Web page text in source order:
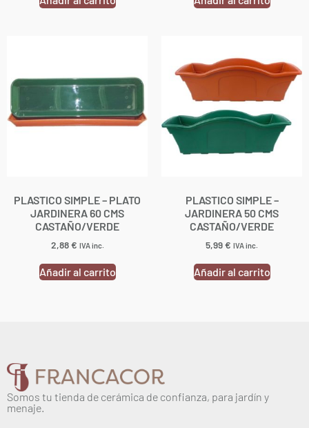
PLASTICO SIMPLE – PLATO
JARDINERA 60 CMS
CASTAÑO/VERDE
2,88€ IVA inc.
Añadir al carrito
PLASTICO SIMPLE –
JARDINERA 50 CMS
CASTAÑO/VERDE
5,99€ IVA inc.
Añadir al carrito
Somos tu tienda de cerámica de confianza, para jardín y
menaje.